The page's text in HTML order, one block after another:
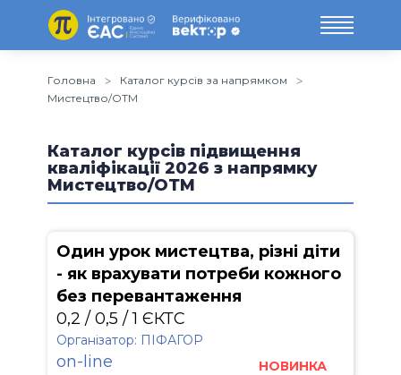
Головна
Каталог курсів за напрямком
Мистецтво/ОТМ
Каталог курсів підвищення
кваліфікації 2026 з напрямку
Мистецтво/ОТМ
Один урок мистецтва, різні діти
- як врахувати потреби кожного
без перевантаження
0,2 / 0,5 / 1 ЄКТС
Організатор: ПІФАГОР
on-line НОВИНКА